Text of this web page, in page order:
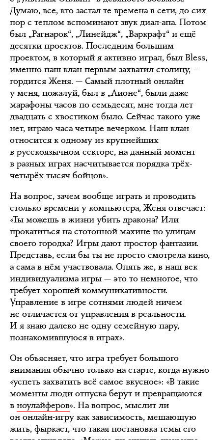
Думаю, все, кто застал те времена в сети, до сих
пор с теплом вспоминают звук диал-апа. Потом
был „Рагнарок“, „Линейдж“, „Варкрафт“ и ещё
десятки проектов. Последним большим
проектом, в который я активно играл, был Bless,
именно наш клан первым захватил столицу, —
гордится Женя. — Самый плотный онлайн
у меня, пожалуй, был в „Аионе“, были даже
марафоны часов по семьдесят, мне тогда лет
двадцать с хвостиком было. Сейчас такого уже
нет, играю часа четыре вечерком. Наш клан
относится к одному из крупнейших
в русскоязычном секторе, на данный момент
в разных играх насчитывается порядка трёх-
четырёх тысяч бойцов».
На вопрос, зачем вообще играть и проводить
столько времени у компьютера, Женя отвечает:
«Ты можешь в жизни убить дракона? Или
прокатиться на стотонной махине по улицам
своего городка? Игры дают простор фантазии.
Представь, если бы ты не просто смотрела кино,
а сама в нём участвовала. Опять же, в наш век
индивидуализма игры — это то немногое, что
требует хорошей коммуникативности.
Управление в игре сотнями людей ничем
не отличается от управления в реальности.
И я знаю далеко не одну семейную пару,
познакомившуюся в играх».
Он объясняет, что игра требует большого
внимания обычно только на старте, когда нужно
«успеть захватить всё самое вкусное»: «В такие
моменты люди отпуска берут и превращаются
в ноулайферов». На вопрос, мыслит ли
он онлайн-игру как зависимость, мешающую
жить, фыркает, что такая постановка темы его